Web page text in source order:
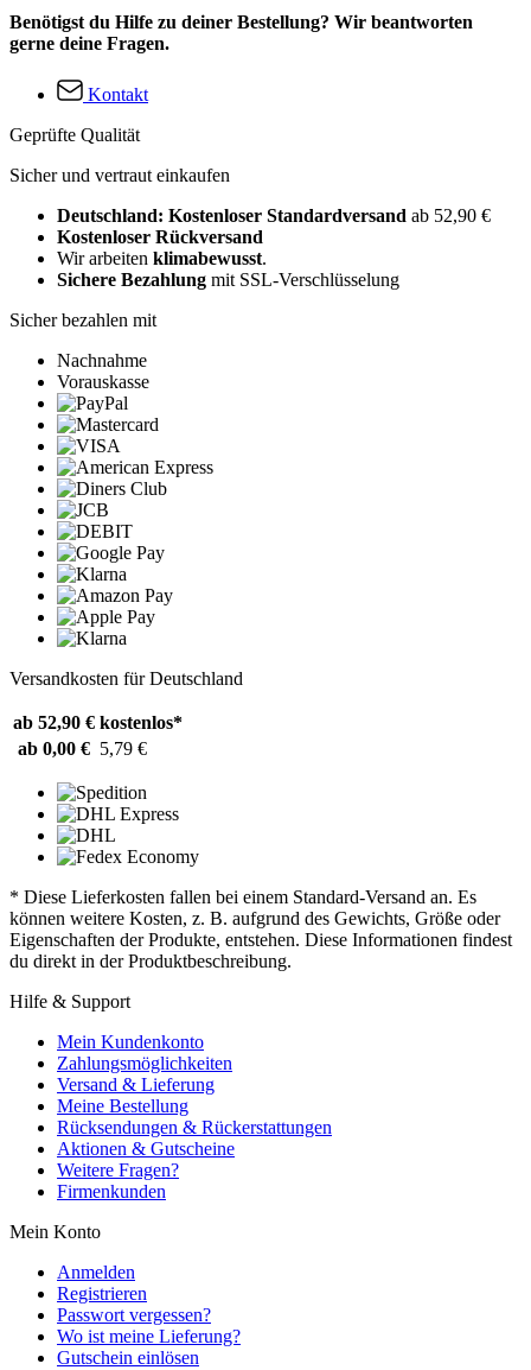
Benötigst du Hilfe zu deiner Bestellung? Wir beantworten
gerne deine Fragen.
Kontakt
Geprüfte Qualität
Sicher und vertraut einkaufen
Deutschland: Kostenloser Standardversand ab 52,90 €
Kostenloser Rückversand
Wir arbeiten klimabewusst.
Sichere Bezahlung mit SSL-Verschlüsselung
Sicher bezahlen mit
Nachnahme
Vorauskasse
Versandkosten für Deutschland
ab 52,90 € kostenlos*
ab 0,00 € 5,79 €
* Diese Lieferkosten fallen bei einem Standard-Versand an. Es
können weitere Kosten, z. B. aufgrund des Gewichts, Größe oder
Eigenschaften der Produkte, entstehen. Diese Informationen findest
du direkt in der Produktbeschreibung.
Hilfe & Support
Mein Kundenkonto
Zahlungsmöglichkeiten
Versand & Lieferung
Meine Bestellung
Rücksendungen & Rückerstattungen
Aktionen & Gutscheine
Weitere Fragen?
Firmenkunden
Mein Konto
Anmelden
Registrieren
Passwort vergessen?
Wo ist meine Lieferung?
Gutschein einlösen